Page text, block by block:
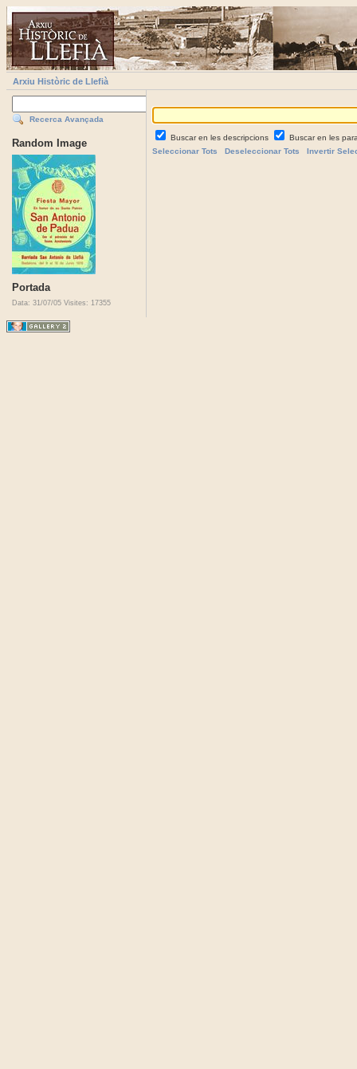
Arxiu Històric de Llefià
Recerca Avançada
Random Image
Portada
Data: 31/07/05 Visites: 17355
Buscar en les descripcions
Buscar en les
Seleccionar Tots
Deseleccionar Tots Invertir